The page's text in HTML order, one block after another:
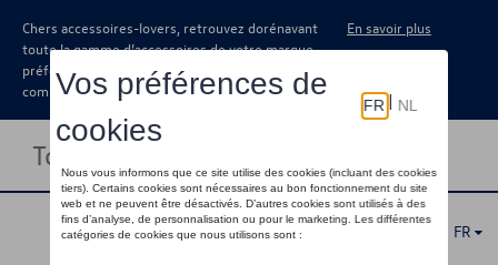
Chers accessoires-lovers, retrouvez dorénavant
toute la gamme d’accessoires de votre marque
préférée sous forme de catalogue à
commander auprès de votre concessionaire.
En savoir plus
Toggle navigation
FR